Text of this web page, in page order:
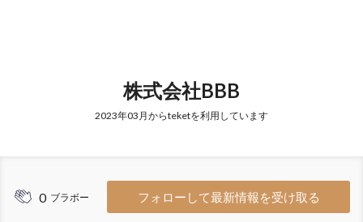
株式会社BBB
2023年03月からteketを利用しています
0 ブラボー フォローして最新情報を受け取る